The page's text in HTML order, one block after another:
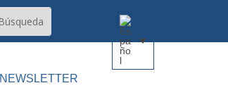
NEWSLETTER